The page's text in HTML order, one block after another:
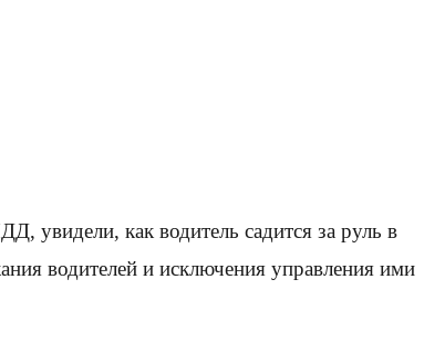
увидели, как водитель садится за руль в
водителей и исключения управления ими